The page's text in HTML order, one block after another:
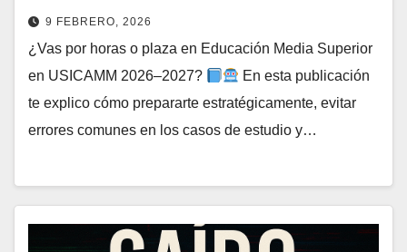
9 FEBRERO, 2026
¿Vas por horas o plaza en Educación Media Superior
en USICAMM 2026–2027?
En esta publicación
te explico cómo prepararte estratégicamente, evitar
errores comunes en los casos de estudio y…